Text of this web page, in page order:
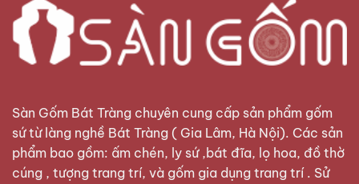
Sàn Gốm Bát Tràng chuyên cung cấp sản phẩm gốm
sứ từ làng nghề Bát Tràng ( Gia Lâm, Hà Nội). Các sản
phẩm bao gồm: ấm chén, ly sứ ,bát đĩa, lọ hoa, đồ thờ
cúng , tượng trang trí, và gốm gia dụng trang trí . Sử